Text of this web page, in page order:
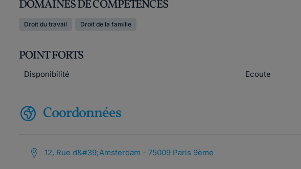
DOMAINES DE COMPÉTENCES
Droit du travail Droit de la famille
POINT FORTS
Disponibilité Ecoute
Coordonnées
12, Rue d&#39;Amsterdam - 75009 Paris 9ème